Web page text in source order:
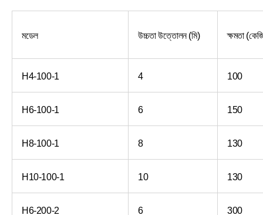
মডেল উচ্চতা উত্তোলন (মি) ক্ষমতা
H4-100-1 4 100
H6-100-1 6 150
H8-100-1 8 130
H10-100-1 10 130
H6-200-2 6 300